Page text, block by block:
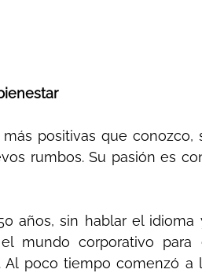
positivas que conozco,
rumbos. Su pasión es
años, sin hablar el
mundo corporativo para
Al poco tiempo comenzó